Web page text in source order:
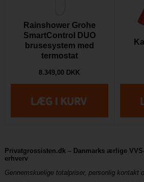
Rainshower Grohe
SmartControl DUO
brusesystem med
termostat
8.349,00 DKK
Privatgrossisten.dk – Danmarks ærlige
erhverv
Gennemskuelige totalpriser, personlig kontakt